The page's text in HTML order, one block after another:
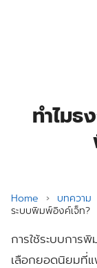
ทำไม
Home › บทความ
ระบบพิมพ์อิงค์เจ็ท?
การใช้ระบบการ
เลือกยอดนิยมที่แ